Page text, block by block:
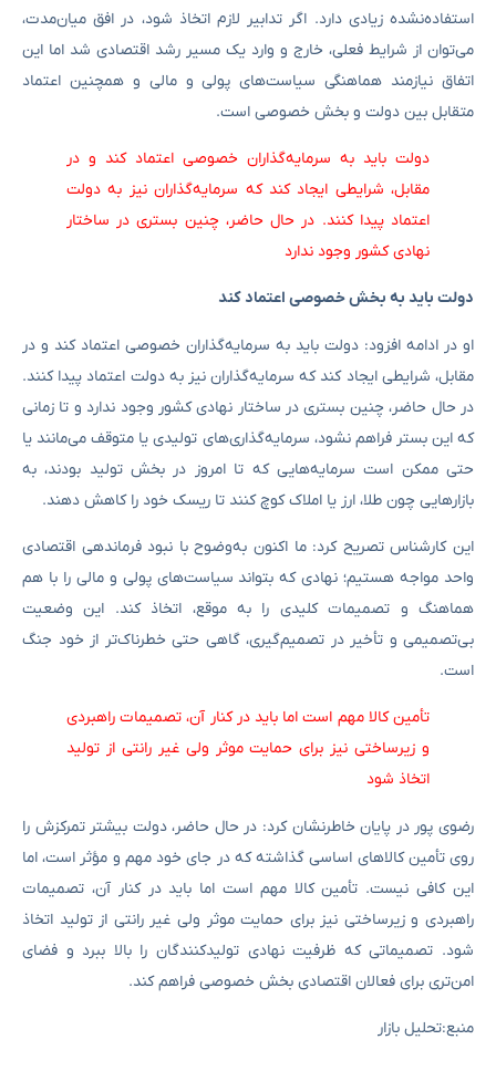
استفاده‌نشده زیادی دارد. اگر تدابیر لازم اتخاذ شود، در افق میان‌مدت،
می‌توان از شرایط فعلی، خارج و وارد یک مسیر رشد اقتصادی شد اما این
اتفاق نیازمند هماهنگی سیاست‌های پولی و مالی و همچنین اعتماد
متقابل بین دولت و بخش خصوصی است.
دولت باید به سرمایه‌گذاران خصوصی اعتماد کند و در
مقابل، شرایطی ایجاد کند که سرمایه‌گذاران نیز به دولت
اعتماد پیدا کنند. در حال حاضر، چنین بستری در ساختار
نهادی کشور وجود ندارد
دولت باید به بخش خصوصی اعتماد کند
او در ادامه افزود: دولت باید به سرمایه‌گذاران خصوصی اعتماد کند و در
مقابل، شرایطی ایجاد کند که سرمایه‌گذاران نیز به دولت اعتماد پیدا کنند.
در حال حاضر، چنین بستری در ساختار نهادی کشور وجود ندارد و تا زمانی
که این بستر فراهم نشود، سرمایه‌گذاری‌های تولیدی یا متوقف می‌مانند یا
حتی ممکن است سرمایه‌هایی که تا امروز در بخش تولید بودند، به
بازارهایی چون طلا، ارز یا املاک کوچ کنند تا ریسک خود را کاهش دهند.
این کارشناس تصریح کرد: ما اکنون به‌وضوح با نبود فرماندهی اقتصادی
واحد مواجه هستیم؛ نهادی که بتواند سیاست‌های پولی و مالی را با هم
هماهنگ و تصمیمات کلیدی را به موقع، اتخاذ کند. این وضعیت
بی‌تصمیمی و تأخیر در تصمیم‌گیری، گاهی حتی خطرناک‌تر از خود جنگ
است.
تأمین کالا مهم است اما باید در کنار آن، تصمیمات راهبردی
و زیرساختی نیز برای حمایت موثر ولی غیر رانتی از تولید
اتخاذ شود
رضوی پور در پایان خاطرنشان کرد: در حال حاضر، دولت بیشتر تمرکزش را
روی تأمین کالاهای اساسی گذاشته که در جای خود مهم و مؤثر است، اما
این کافی نیست. تأمین کالا مهم است اما باید در کنار آن، تصمیمات
راهبردی و زیرساختی نیز برای حمایت موثر ولی غیر رانتی از تولید اتخاذ
شود. تصمیماتی که ظرفیت نهادی تولیدکنندگان را بالا ببرد و فضای
امن‌تری برای فعالان اقتصادی بخش خصوصی فراهم کند.
منبع:تحلیل بازار